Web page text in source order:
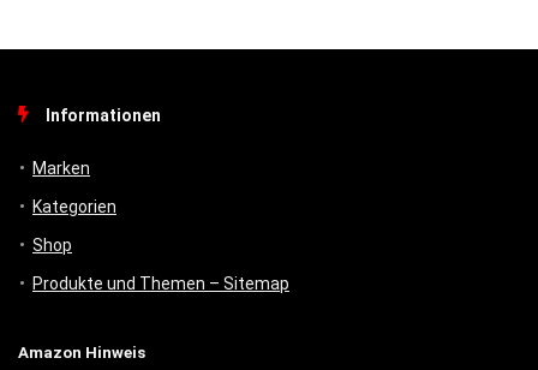
Informationen
Marken
Kategorien
Shop
Produkte und Themen – Sitemap
Amazon Hinweis